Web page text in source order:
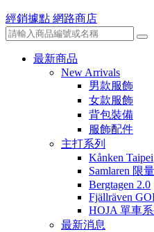
經銷據點 網路商店
最新商品
New Arrivals
男款服飾
女款服飾
背包裝備
服飾配件
主打系列
Kånken Taipei
Samlaren 限
Bergtagen 2.0
Fjällräven
HOJA 單車系
最新消息